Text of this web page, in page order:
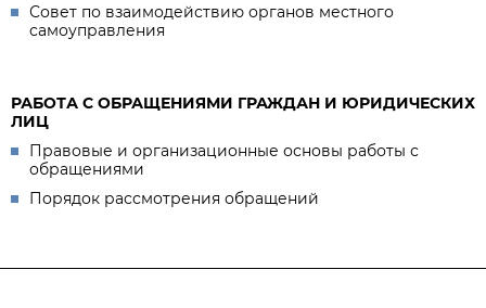
Совет по взаимодействию органов местного
самоуправления
РАБОТА С ОБРАЩЕНИЯМИ ГРАЖДАН И ЮРИДИЧЕСКИХ
ЛИЦ
Правовые и организационные основы работы с
обращениями
Порядок рассмотрения обращений